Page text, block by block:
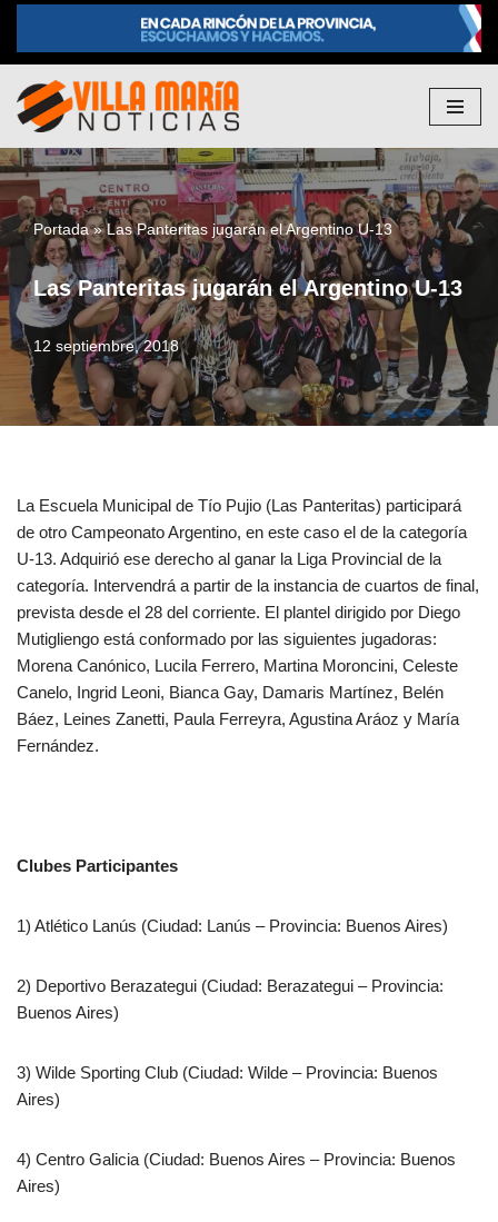
al
contenido
Portada»Las Panteritas jugarán el Argentino U-13
Las Panteritas jugarán el Argentino U-13
12 septiembre, 2018
La Escuela Municipal de Tío Pujio (Las Panteritas) participará
de otro Campeonato Argentino, en este caso el de la categoría
U-13. Adquirió ese derecho al ganar la Liga Provincial de la
categoría. Intervendrá a partir de la instancia de cuartos de final,
prevista desde el 28 del corriente. El plantel dirigido por Diego
Mutigliengo está conformado por las siguientes jugadoras:
Morena Canónico, Lucila Ferrero, Martina Moroncini, Celeste
Canelo, Ingrid Leoni, Bianca Gay, Damaris Martínez, Belén
Báez, Leines Zanetti, Paula Ferreyra, Agustina Aráoz y María
Fernández.
Clubes Participantes
1) Atlético Lanús (Ciudad: Lanús – Provincia: Buenos Aires)
2) Deportivo Berazategui (Ciudad: Berazategui – Provincia:
Buenos Aires)
3) Wilde Sporting Club (Ciudad: Wilde – Provincia: Buenos
Aires)
4) Centro Galicia (Ciudad: Buenos Aires – Provincia: Buenos
Aires)